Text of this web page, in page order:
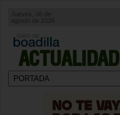
ACTUALIDAD
agosto de 2026